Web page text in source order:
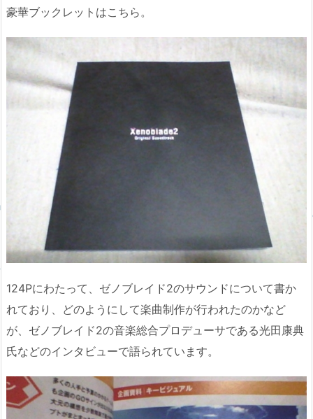
豪華ブックレットはこちら。
124Pにわたって、ゼノブレイド2のサウンドについて書か
れており、どのようにして楽曲制作が行われたのかなど
が、ゼノブレイド2の音楽総合プロデューサである光田康典
氏などのインタビューで語られています。